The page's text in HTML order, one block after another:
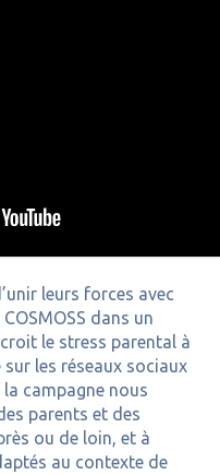
leurs forces avec
dans un
le stress parental à
les réseaux sociaux
campagne nous
parents et des
ou de loin, et à
au contexte de